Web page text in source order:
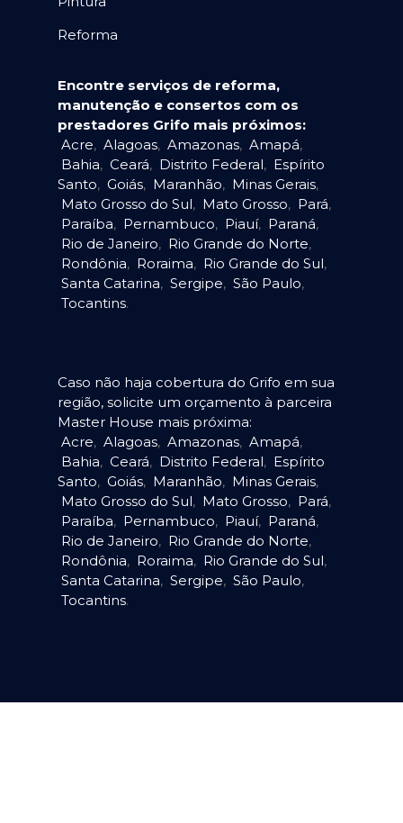
Reforma
Encontre serviços de reforma,
manutenção e consertos com os
prestadores Grifo mais próximos:
Acre, Alagoas, Amazonas, Amapá,
Bahia, Ceará, Distrito Federal, Espírito
Santo, Goiás, Maranhão, Minas Gerais,
Mato Grosso do Sul, Mato Grosso, Pará,
Paraíba, Pernambuco, Piauí, Paraná,
Rio de Janeiro, Rio Grande do Norte,
Rondônia, Roraima, Rio Grande do Sul,
Santa Catarina, Sergipe, São Paulo,
Tocantins.
Caso não haja cobertura do Grifo em sua
região, solicite um orçamento à parceira
Master House mais próxima:
Acre, Alagoas, Amazonas, Amapá,
Bahia, Ceará, Distrito Federal, Espírito
Santo, Goiás, Maranhão, Minas Gerais,
Mato Grosso do Sul, Mato Grosso, Pará,
Paraíba, Pernambuco, Piauí, Paraná,
Rio de Janeiro, Rio Grande do Norte,
Rondônia, Roraima, Rio Grande do Sul,
Santa Catarina, Sergipe, São Paulo,
Tocantins.